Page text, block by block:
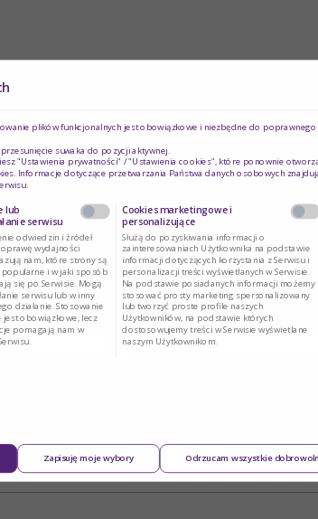
plików funkcjonalnych jest obowiązkowe i niezbędne do poprawnego
suwaka do pozycji aktywnej.
"Ustawienia prywatności" / "Ustawienia cookies", które ponownie
. Informacje dotyczące przetwarzania Państwa danych osobowych
lub
serwisu
odwiedzin i źródeł
wydajności
nam, które strony są
i w jaki sposób
się po Serwisie. Mogą
serwisu lub w inny
działanie. Stosowanie
obowiązkowe, lecz
pomagają nam w
Cookies marketingowe i
personalizujące
Służą do pozyskiwania informacji o
zainteresowaniach Użytkownika na podstawie
informacji dotyczących korzystania z Serwisu i
personalizacji treści wyświetlanych w Serwisie.
Na podstawie posiadanych informacji możemy
stosować prosty marketing spersonalizowany
lub tworzyć proste profile naszych
Użytkowników, na podstawie których
dostosowujemy treści w Serwisie wyświetlane
naszym Użytkownikom.
Zapisuję moje wybory Odrzucam wszystkie